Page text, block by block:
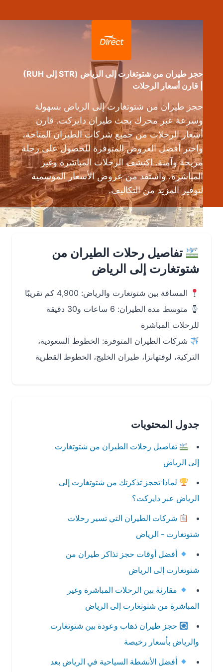
حجز طيران من شتوتغارت إلى الرياض (STR إلى RUH)
| قارن أسعار الرحلات
حجز طيران من شتوتغارت إلى الرياض بسهولة
وسرعة عبر محرك بحث طيران دايركت. قارن
أسعار الرحلات من جميع شركات الطيران المتاحة،
واختر أفضل العروض المتوفرة للحصول على رحلة
مريحة وآمنة. اكتشف الرحلات المباشرة وغير
المباشرة، واستفد من عروض الأسعار الموسمية
لتوفير المزيد من التكاليف.
تفاصيل رحلات الطيران من
شتوتغارت إلى الرياض
المسافة بين شتوتغارت والرياض: 4,900 كم تقريبًا
متوسط مدة الطيران: 6 ساعات و30 دقيقة
للرحلات المباشرة
شركات الطيران المتوفرة: الخطوط السعودية،
التركية، لوفتهانزا، طيران الخليج، الخطوط القطرية
جدول المحتويات
تفاصيل رحلات الطيران من شتوتغارت
إلى الرياض
لماذا تحجز تذكرتك من شتوتغارت إلى
الرياض عبر دايركت؟
شركات الطيران التي تسير رحلات
شتوتغارت - الرياض
أفضل أوقات حجز تذاكر طيران من
شتوتغارت إلى الرياض
مقارنة بين الرحلات المباشرة وغير
المباشرة من شتوتغارت إلى الرياض
حجز طيران ذهاب وعودة بين شتوتغارت
والرياض بأسعار رخيصة
أفضل الأنشطة السياحية في الرياض بعد